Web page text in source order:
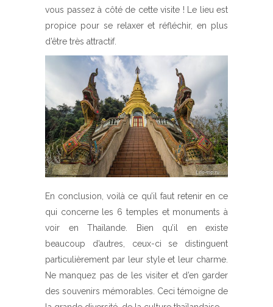
vous passez à côté de cette visite ! Le lieu est
propice pour se relaxer et réfléchir, en plus
d’être très attractif.
En conclusion, voilà ce qu’il faut retenir en ce
qui concerne les 6 temples et monuments à
voir en Thaïlande. Bien qu’il en existe
beaucoup d’autres, ceux-ci se distinguent
particulièrement par leur style et leur charme.
Ne manquez pas de les visiter et d’en garder
des souvenirs mémorables. Ceci témoigne de